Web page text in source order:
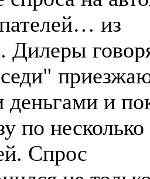
из
Дилеры
и
по несколько
Спрос